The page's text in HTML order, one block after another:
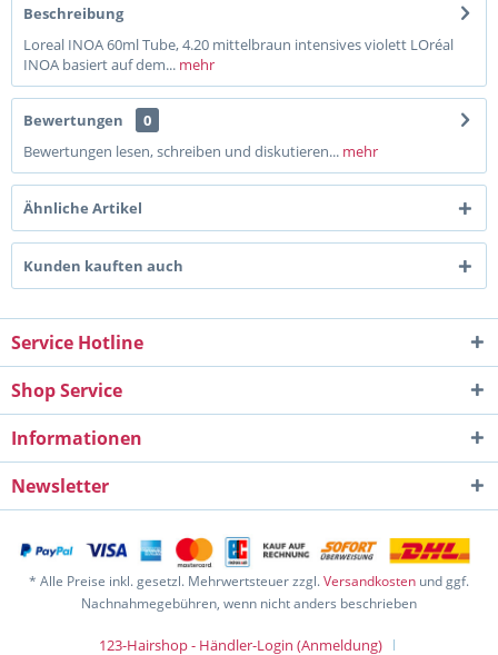
Beschreibung
Loreal INOA 60ml Tube, 4.20 mittelbraun intensives violett LOréal
INOA basiert auf dem... mehr
Bewertungen
0
Bewertungen lesen, schreiben und diskutieren... mehr
Ähnliche Artikel
Kunden kauften auch
Service Hotline
Shop Service
Informationen
Newsletter
* Alle Preise inkl. gesetzl. Mehrwertsteuer zzgl.Versandkosten und ggf.
Nachnahmegebühren, wenn nicht anders beschrieben
123-Hairshop - Händler-Login (Anmeldung)